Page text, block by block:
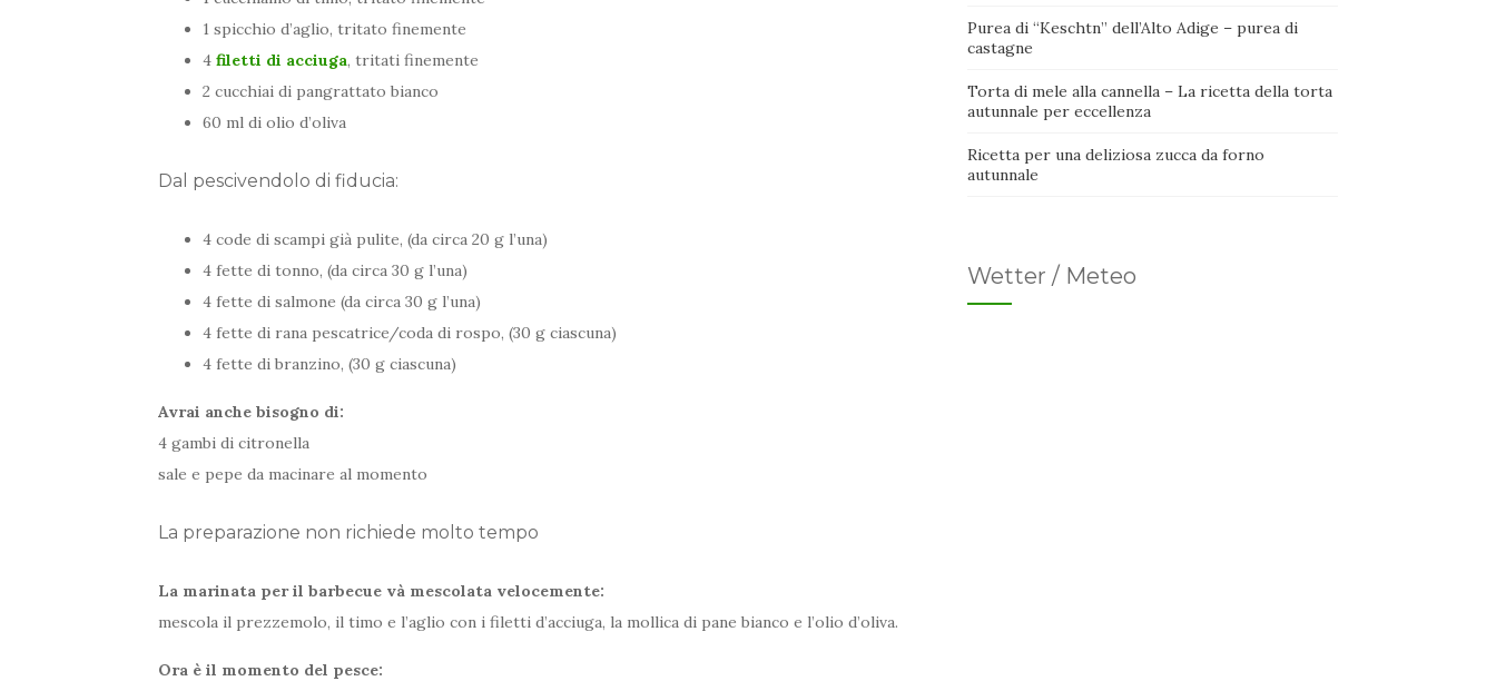
1 spicchio d’aglio, tritato finemente
4 filetti di acciuga, tritati finemente
2 cucchiai di pangrattato bianco
60 ml di olio d’oliva
Dal pescivendolo di fiducia:
4 code di scampi già pulite, (da circa 20 g l’una)
4 fette di tonno, (da circa 30 g l’una)
4 fette di salmone (da circa 30 g l’una)
4 fette di rana pescatrice/coda di rospo, (30 g ciascuna)
4 fette di branzino, (30 g ciascuna)
Avrai anche bisogno di:
4 gambi di citronella
sale e pepe da macinare al momento
La preparazione non richiede molto tempo
La marinata per il barbecue và mescolata velocemente:
mescola il prezzemolo, il timo e l’aglio con i filetti d’acciuga, la mollica di pane bianco e l’olio d’oliva.
Ora è il momento del pesce:
Purea di “Keschtn” dell’Alto Adige – purea di
castagne
Torta di mele alla cannella – La ricetta della torta
autunnale per eccellenza
Ricetta per una deliziosa zucca da forno
autunnale
Wetter / Meteo